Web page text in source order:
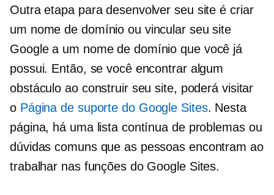
Outra etapa para desenvolver seu site é criar
um nome de domínio ou vincular seu site
Google a um nome de domínio que você já
possui. Então, se você encontrar algum
obstáculo ao construir seu site, poderá visitar
o Página de suporte do Google Sites. Nesta
página, há uma lista contínua de problemas ou
dúvidas comuns que as pessoas encontram ao
trabalhar nas funções do Google Sites.